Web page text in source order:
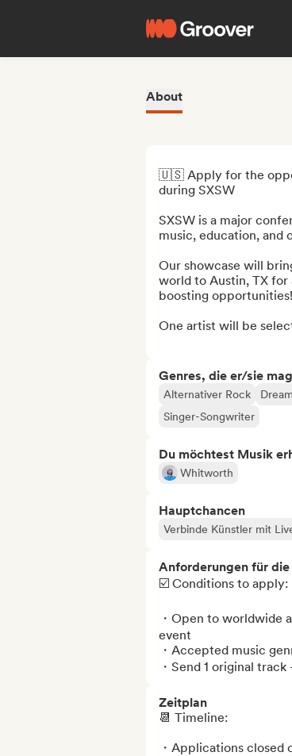
About
🇺🇸 Apply for the
during SXSW
SXSW is a major
music, education, and
Our showcase will
world to Austin, TX
boosting opportunities!
One artist will be
Genres, die er/sie mag
Alternativer Rock
Singer-Songwriter
Du möchtest Musik
Whitworth
Hauptchancen
Verbinde Künstler mit
Anforderungen für
☑️ Conditions to apply:
・Open to worldwide
event
・Accepted music
・Send 1 original
Zeitplan
📆 Timeline:
・Applications closed